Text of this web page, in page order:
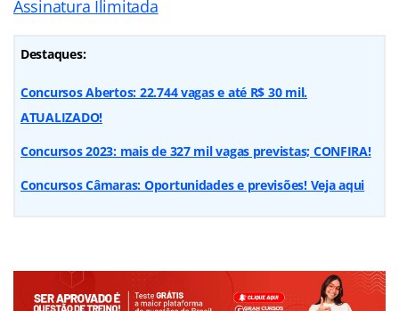
Assinatura Ilimitada
Destaques:
Concursos Abertos: 22.744 vagas e até R$ 30 mil.
ATUALIZADO!
Concursos 2023: mais de 327 mil vagas previstas; CONFIRA!
Concursos Câmaras: Oportunidades e previsões! Veja aqui